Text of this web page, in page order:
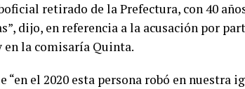
retirado de la Prefectura, con 40
dijo, en referencia a la acusación por
la comisaría Quinta.
“en el 2020 esta persona robó en nuestra